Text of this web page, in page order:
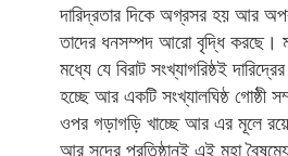
দারিদ্রতার দিকে অগ্রসর হয় আর অপর
তাদের ধনসম্পদ আরো বৃদ্ধি করছে।
মধ্যে যে বিরাট সংখ্যাগরিষ্ঠই
হচ্ছে আর একটি সংখ্যালঘিষ্ঠ গোষ্ঠী
ওপর গড়াগড়ি খাচ্ছে আর এর মূলে
আর সুদের প্রতিষ্ঠানই এই মহা